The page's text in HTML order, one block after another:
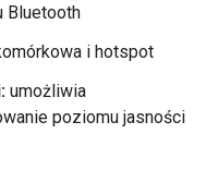
Bluetooth
i hotspot
umożliwia
poziomu jasności